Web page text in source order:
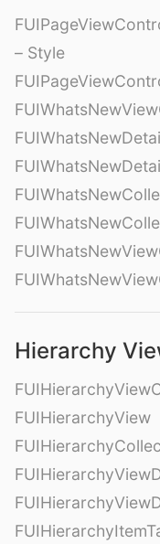
– Style
Hierarchy
FUIHierarchyView